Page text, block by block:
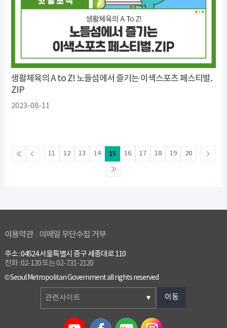
생활체육의 A to Z! 노들섬에서 즐기는 이색스포츠 페스티벌.
ZIP
2023-08-11
11 12 13 14 15 16 17 18 19 20
이용약관 이메일 무단수집 거부
주소 : 04524 서울특별시 중구 세종대로 110
전화 : 02-120 또는 02-731-2120
© Seoul Metropolitan Government all rights reserved
관련사이트 이동